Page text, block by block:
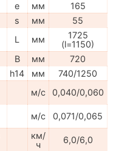
e мм
165
s мм
55
L мм
1725
(l=1150)
B мм
720
h14 мм
740/1250
м/с
0,040/0,060
м/с
0,071/0,065
км/
ч
6,0/6,0